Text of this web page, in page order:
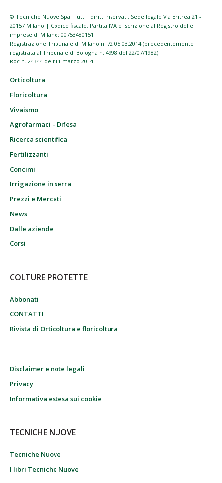
© Tecniche Nuove Spa. Tutti i diritti riservati. Sede legale Via Eritrea 21 -
20157 Milano | Codice fiscale, Partita IVA e Iscrizione al Registro delle
imprese di Milano: 00753480151
Registrazione Tribunale di Milano n. 72 05.03.2014 (precedentemente
registrata al Tribunale di Bologna n. 4998 del 22/07/1982)
Roc n. 24344 dell’11 marzo 2014
Orticoltura
Floricoltura
Vivaismo
Agrofarmaci – Difesa
Ricerca scientifica
Fertilizzanti
Concimi
Irrigazione in serra
Prezzi e Mercati
News
Dalle aziende
Corsi
COLTURE PROTETTE
Abbonati
CONTATTI
Rivista di Orticoltura e floricoltura
Disclaimer e note legali
Privacy
Informativa estesa sui cookie
TECNICHE NUOVE
Tecniche Nuove
I libri Tecniche Nuove